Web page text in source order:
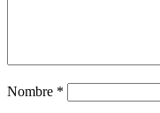
Nombre *